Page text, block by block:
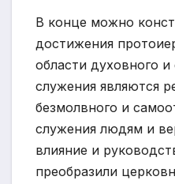
В конце можно
достижения
области духовного
служения являются
безмолвного и
служения людям и
влияние и
преобразили